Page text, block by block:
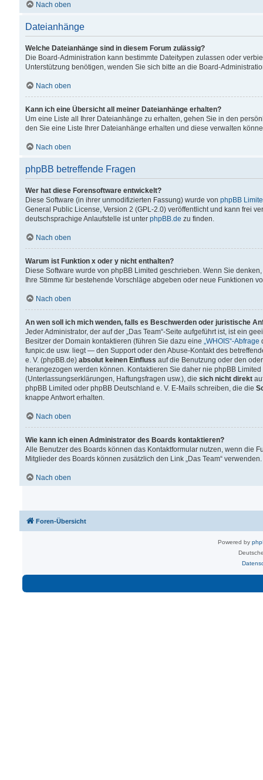
Nach oben
Dateianhänge
Welche Dateianhänge sind in diesem Forum zulässig?
Die Board-Administration kann bestimmte Dateitypen zulassen oder
Unterstützung benötigen, wenden Sie sich bitte an die Board-
Nach oben
Kann ich eine Übersicht all meiner Dateianhänge erhalten?
Um eine Liste all Ihrer Dateianhänge zu erhalten, gehen Sie in den
den Sie eine Liste Ihrer Dateianhänge erhalten und diese verwalten
Nach oben
phpBB betreffende Fragen
Wer hat diese Forensoftware entwickelt?
Diese Software (in ihrer unmodifizierten Fassung) wurde von phpBB
General Public License, Version 2 (GPL-2.0) veröffentlicht und kann frei
deutschsprachige Anlaufstelle ist unter phpBB.de zu finden.
Nach oben
Warum ist Funktion x oder y nicht enthalten?
Diese Software wurde von phpBB Limited geschrieben. Wenn Sie
Ihre Stimme für bestehende Vorschläge abgeben oder neue Funktionen
Nach oben
An wen soll ich mich wenden, falls es Beschwerden oder juristische
Jeder Administrator, der auf der „Das Team“-Seite aufgeführt ist, ist ein
Besitzer der Domain kontaktieren (führen Sie dazu eine „WHOIS“-Abfrage
funpic.de usw. liegt — den Support oder den Abuse-Kontakt des
e. V. (phpBB.de) absolut keinen Einfluss auf die Benutzung oder den
herangezogen werden können. Kontaktieren Sie daher nie phpBB
(Unterlassungserklärungen, Haftungsfragen usw.), die sich nicht direkt
phpBB Limited oder phpBB Deutschland e. V. E-Mails schreiben, die die
knappe Antwort erhalten.
Nach oben
Wie kann ich einen Administrator des Boards kontaktieren?
Alle Benutzer des Boards können das Kontaktformular nutzen, wenn die
Mitglieder des Boards können zusätzlich den Link „Das Team“ verwenden.
Nach oben
Foren-Übersicht
Powered by